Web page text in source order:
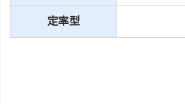
定率型